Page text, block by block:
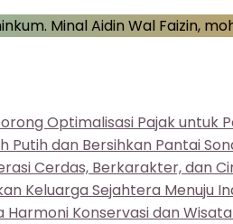
Minal Aidin Wal Faizin,
Optimalisasi Pajak
Putih dan Bersihkan Pantai
Cerdas, Berkarakter, dan
Keluarga Sejahtera Menuju
Harmoni Konservasi dan